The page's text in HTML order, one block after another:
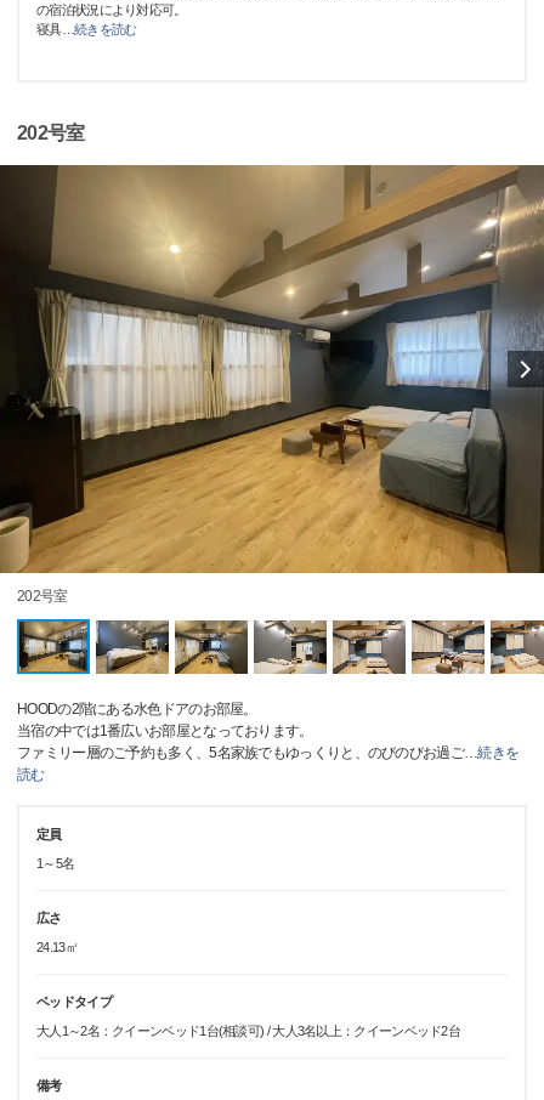
の宿泊状況により対応可。
寝具… 続きを読む
202号室
202号室
HOODの2階にある水色ドアのお部屋。
当宿の中では1番広いお部屋となっております。
ファミリー層のご予約も多く、5名家族でもゆっくりと、のびのびお過ご…続きを
読む
定員
1～5名
広さ
24.13㎡
ベッドタイプ
大人1～2名：クイーンベッド1台(相談可) / 大人3名以上：クイーンベッド2台
備考